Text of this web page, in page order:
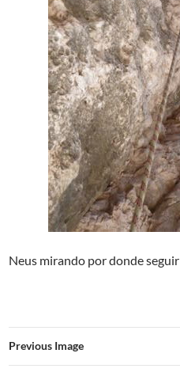
Neus mirando por donde seguir
Previous Image